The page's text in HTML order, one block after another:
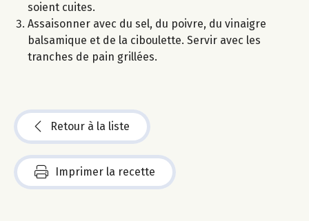
soient cuites.
Assaisonner avec du sel, du poivre, du vinaigre
balsamique et de la ciboulette. Servir avec les
tranches de pain grillées.
Retour à la liste
Imprimer la recette